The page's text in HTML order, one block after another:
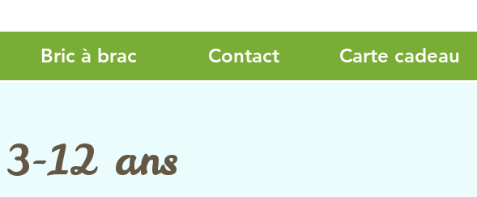
Bric à brac Contact Carte cadeau
12 ans